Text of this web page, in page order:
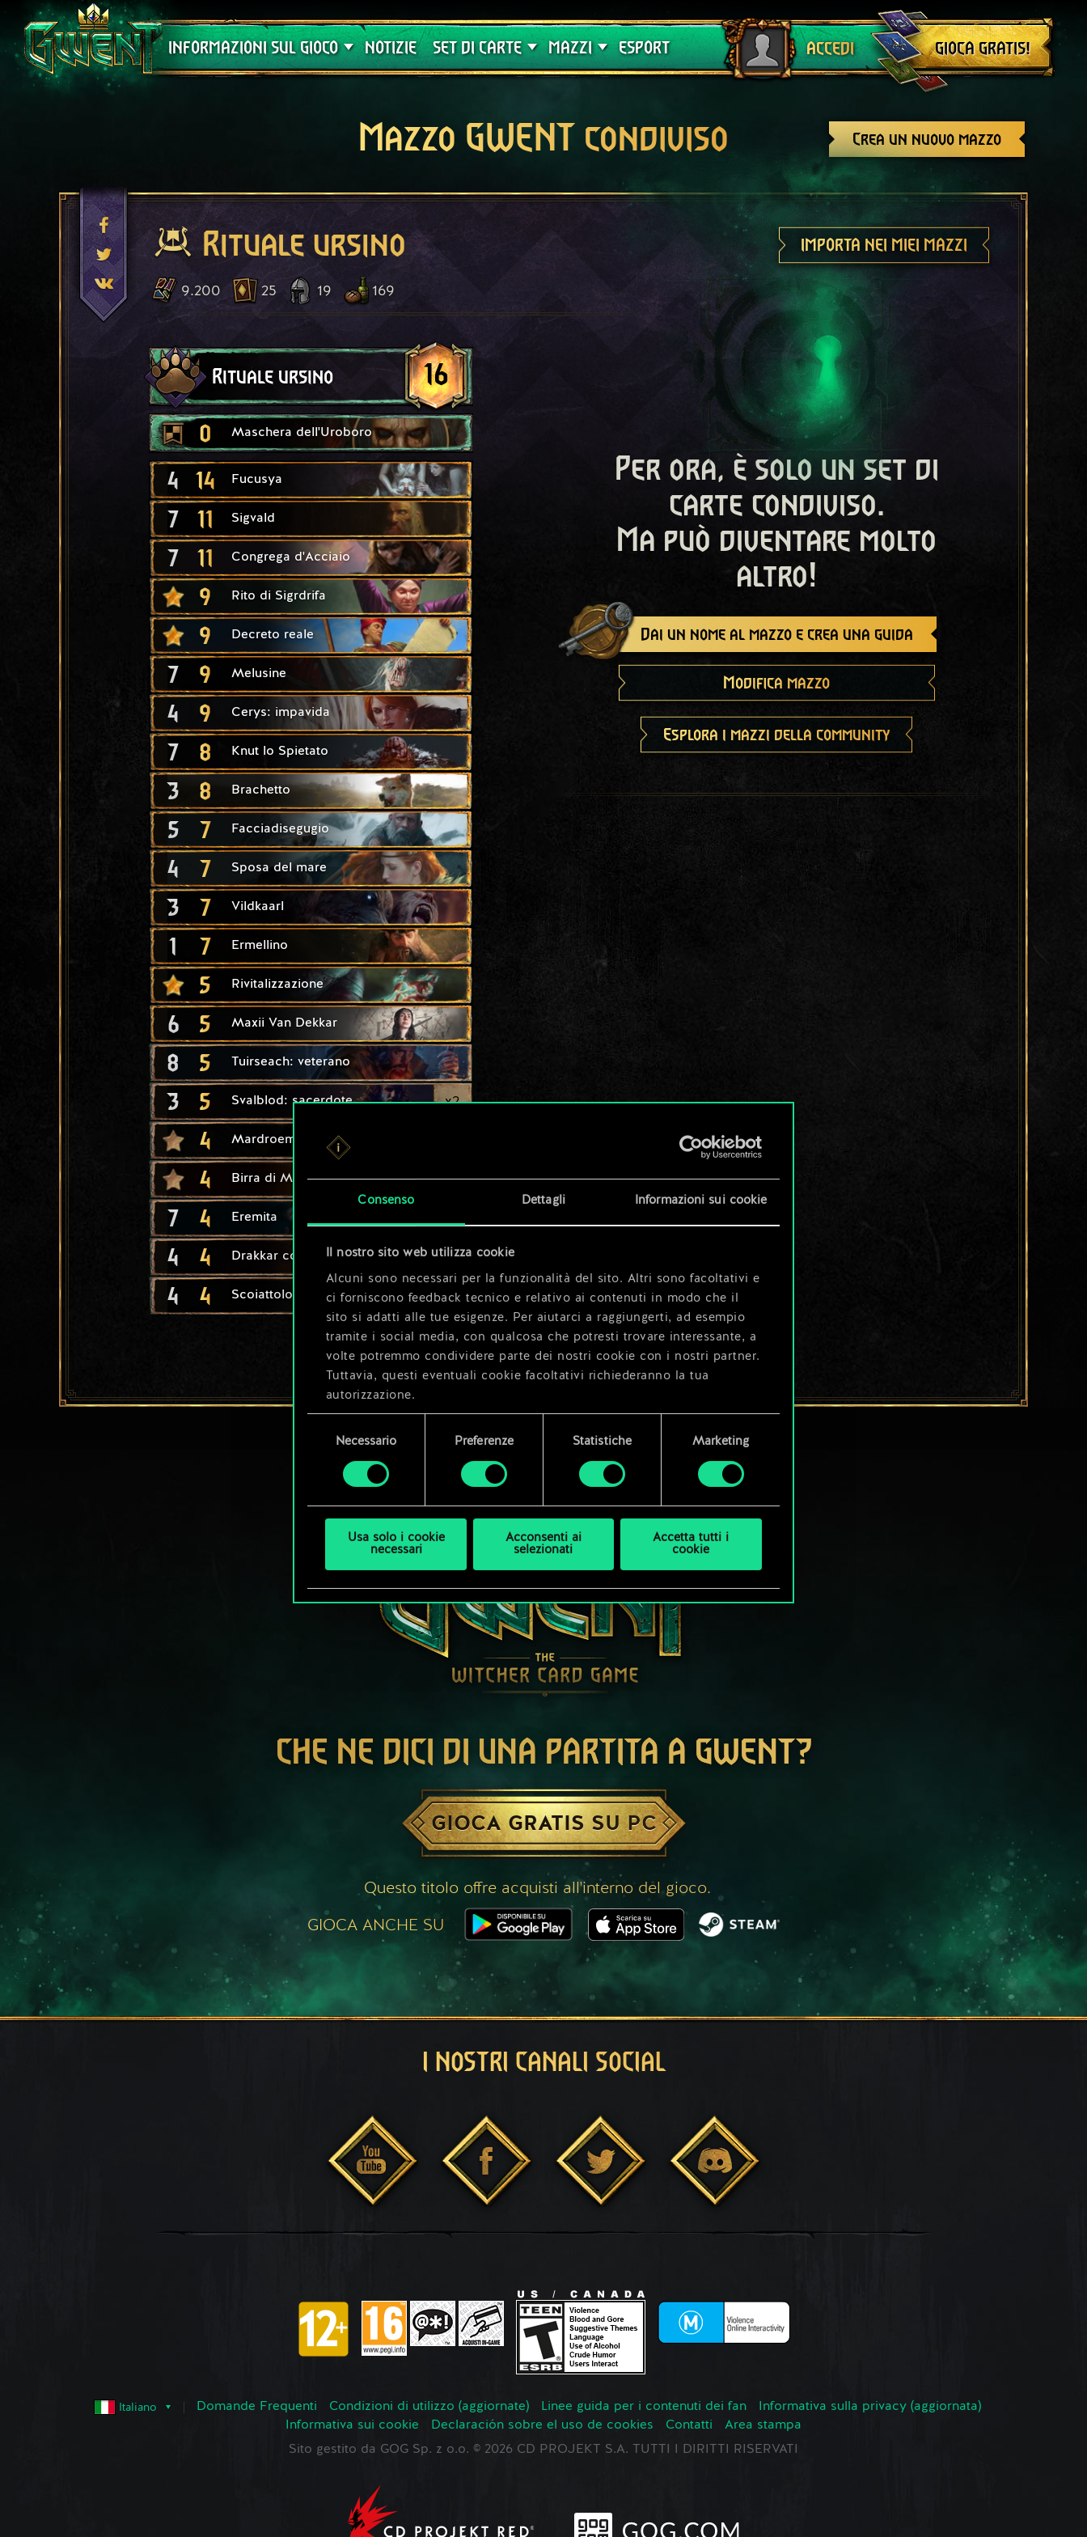
Consenso Dettagli Informazioni sui cookie
Il nostro sito web utilizza cookie
Alcuni sono necessari per la funzionalità del sito. Altri sono facoltativi e
ci forniscono feedback tecnico e relativo ai contenuti in modo che il
sito si adatti alle tue esigenze. Per aiutarci a raggiungerti, ad esempio
tramite i social media, con qualcosa che potresti trovare interessante, a
volte potremmo condividere parte dei nostri cookie con i nostri partner.
Tuttavia, questi eventuali cookie facoltativi richiederanno la tua
autorizzazione.
Tutti i dettagli su come utilizziamo i cookie e su come impostare le tue
consenso
Necessario Preferenze Statistiche Marketing
Usa solo i cookie
necessari
Acconsenti ai
selezionati
Accetta tutti i
cookie
INFORMAZIONI SUL GIOCO
Assistenza
NOTIZIE SET DI CARTE
Crimson Curse
MAZZI
Guide
ESPORT ACCEDI
Esci
GIOCA GRATIS!
Crea un nuovo mazzo
Mazzo GWENT condiviso
Rituale ursino IMPORTA NEI MIEI MAZZI
9.200 25 19 169
Rituale ursino 16
0 Maschera dell'Uroboro
4 14 Fucusya
7 11 Sigvald
7 11 Congrega d'Acciaio
9 Rito di Sigrdrifa
9 Decreto reale
7 9 Melusine
4 9 Cerys: impavida
7 8 Knut lo Spietato
3 8 Brachetto
5 7 Facciadisegugio
4 7 Sposa del mare
3 7 Vildkaarl
1 7 Ermellino
5 Rivitalizzazione
6 5 Maxii Van Dekkar
8 5 Tuirseach: veterano
3 5 Svalblod: sacerdote x2
4 Mardroeme
4 Birra di Mahakam
7 4 Eremita
4 4 Drakkar corazzato x2
4 4 Scoiattolo
Per ora, è solo un set di
carte condiviso.
Ma può diventare molto
altro!
Dai un nome al mazzo e crea una guida
Modifica mazzo
Esplora i mazzi della community
CHE NE DICI DI UNA PARTITA A GWENT?
GIOCA GRATIS SU PC
Questo titolo offre acquisti all'interno del gioco.
GIOCA ANCHE SU
I NOSTRI CANALI SOCIAL
Italiano Domande Frequenti Condizioni di utilizzo (aggiornate) Linee guida per i contenuti dei fan
Informativa sulla privacy (aggiornata)
Informativa sui cookie
Declaración sobre el uso de cookies Contatti
Area stampa
Sito gestito da GOG Sp. z o.o. © 2026 CD PROJEKT S.A. TUTTI I DIRITTI RISERVATI